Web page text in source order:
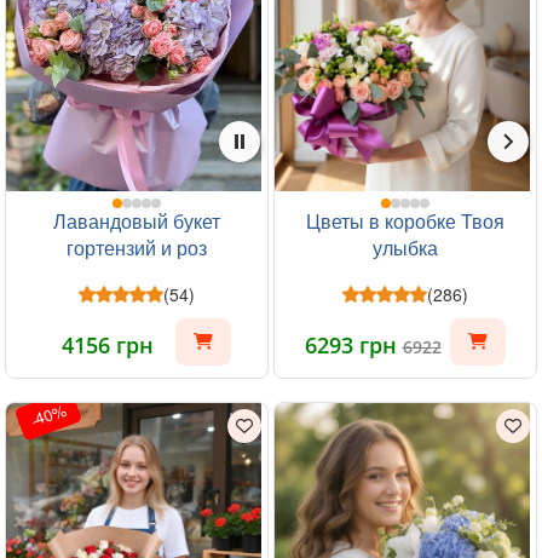
Лавандовый букет
гортензий и роз
(54)
4156 грн
Цветы в коробке Твоя
улыбка
(286)
6293 грн6922
-40%